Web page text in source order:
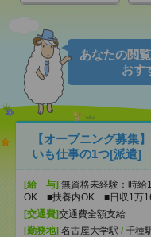
あなたの閲
おす
【オープニング募集
いも仕事の1つ[派遣]
[給 与] 無資格未経験：時
OK ■扶養内OK ■日収1万
[交通費]交通費全額支給
[勤務地] 名古屋大学駅 / 千種